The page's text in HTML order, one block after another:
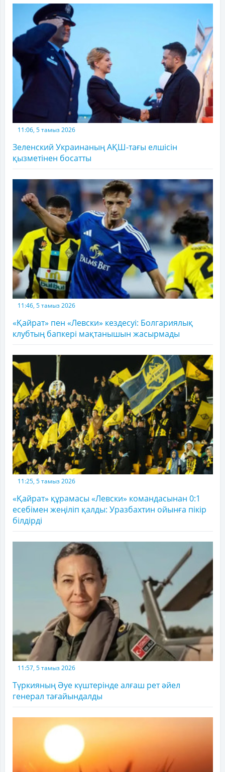
11:06, 5 тамыз 2026
Зеленский Украинаның АҚШ-тағы елшісін
қызметінен босатты
11:46, 5 тамыз 2026
«Қайрат» пен «Левски» кездесуі: Болгариялық
клубтың бапкері мақтанышын жасырмады
11:25, 5 тамыз 2026
«Қайрат» құрамасы «Левски» командасынан 0:1
есебімен жеңіліп қалды: Уразбахтин ойынға пікір
білдірді
11:57, 5 тамыз 2026
Түркияның Әуе күштерінде алғаш рет әйел
генерал тағайындалды